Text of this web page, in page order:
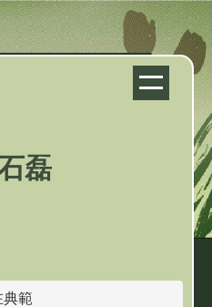
磊
典範